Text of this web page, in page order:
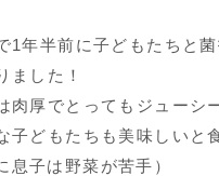
1年半前に子どもたちと
ました！
肉厚でとってもジューシ
子どもたちも美味しいと
息子は野菜が苦手）